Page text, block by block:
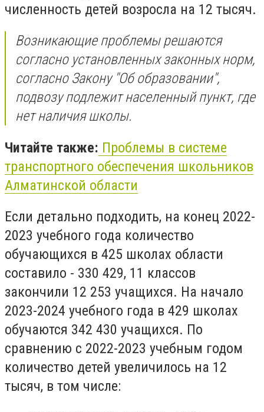
численность детей возросла на 12 тысяч.
Возникающие проблемы решаются
согласно установленных законных норм,
согласно Закону "Об образовании",
подвозу подлежит населенный пункт, где
нет наличия школы.
Читайте также: Проблемы в системе
транспортного обеспечения школьников
Алматинской области
Если детально подходить, на конец 2022-
2023 учебного года количество
обучающихся в 425 школах области
составило - 330 429, 11 классов
закончили 12 253 учащихся. На начало
2023-2024 учебного года в 429 школах
обучаются 342 430 учащихся. По
сравнению с 2022-2023 учебным годом
количество детей увеличилось на 12
тысяч, в том числе: